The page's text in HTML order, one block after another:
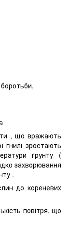
, що вражають
гнилі зростають
ґрунту (
захворювання
.
до кореневих
повітря, що